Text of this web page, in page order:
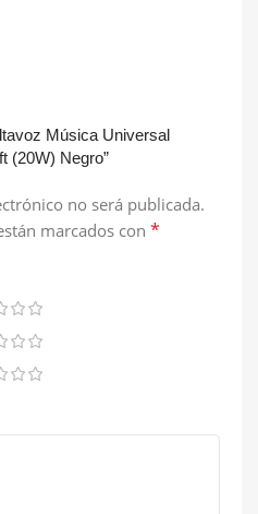
Música Universal
(20W) Negro”
no será publicada.
marcados con *